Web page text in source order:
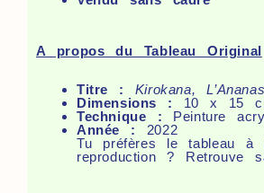
A propos du Tableau Original
Titre :
Kirokana, L’Ananas
Dimensions :
10 x 15
Technique : Peinture
Année :
2022
Tu préfères le tableau à
reproduction ? Retrouve